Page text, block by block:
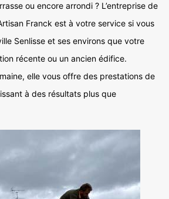
ou encore arrondi ? L’entreprise de
Franck est à votre service si vous
Senlisse et ses environs que votre
récente ou un ancien édifice.
elle vous offre des prestations de
à des résultats plus que